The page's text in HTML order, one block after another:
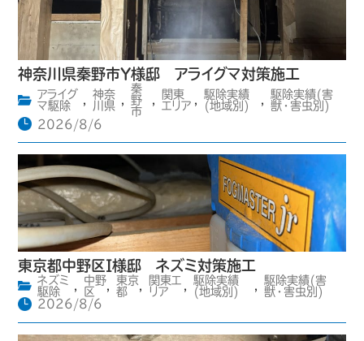
神奈川県秦野市Y様邸 アライグマ対策施工
アライグ
マ駆除
,
神奈
川県 ,
秦
野
市
,
関東
エリア ,
駆除実績
(地域別)
,
駆除実績(害
獣・害虫別)
2026/8/6
東京都中野区I様邸 ネズミ対策施工
ネズミ
駆除
,
中野
区
,
東京
都
,
関東エ
リア
,
駆除実績
(地域別)
,
駆除実績(害
獣・害虫別)
2026/8/6